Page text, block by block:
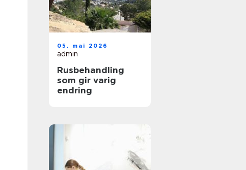
05. mai 2026
admin
Rusbehandling
som gir varig
endring